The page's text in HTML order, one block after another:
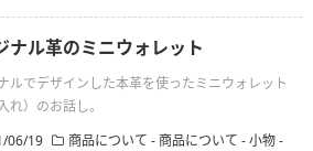
ナル革のミニウォレット
ルでデザインした本革を使ったミニウォレット
れ）のお話し。
06/19
商品について -商品について - 小物 -